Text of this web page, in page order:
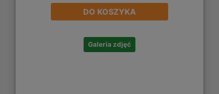
DO KOSZYKA
Galeria zdjęć